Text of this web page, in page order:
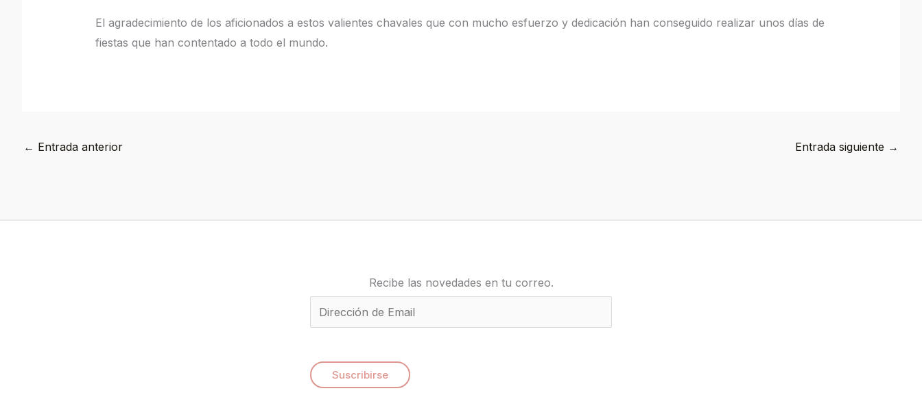
El agradecimiento de los aficionados a estos valientes chavales que con mucho esfuerzo y dedicación han conseguido realizar unos días de
fiestas que han contentado a todo el mundo.
← Entrada anterior Entrada siguiente →
Recibe las novedades en tu correo.
m
i
l
Suscribirse